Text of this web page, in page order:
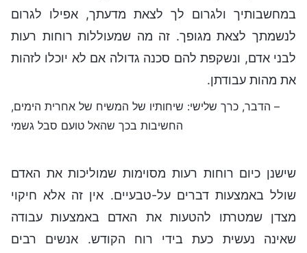
במחשבותיך ולגרום לך לצאת מדעתך, אפילו לגרום
לנשמתך לצאת מגופך. זה מה שמעוללות רוחות רעות
לבני אדם, ונשקפת להם סכנה גדולה אם לא יוכלו לזהות
את מהות עבודתן.
– הדבר, כרך שלישי: שיחותיו של המשיח של אחרית הימים,
החשיבות בכך שהאל טועם סבל גשמי
שישנן כיום רוחות רעות מסוימות שמוליכות את האדם
שולל באמצעות דברים על-טבעיים. אין זה אלא חיקוי
מצדן שמטרתו להטעות את האדם באמצעות עבודה
שאינה נעשית כעת בידי רוח הקודש. אנשים רבים